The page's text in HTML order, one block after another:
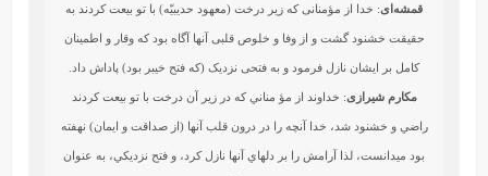
قمشه‌ای: خدا از مؤمنانی که زیر درخت (معهود حدیبیّه) با تو بیعت کردند به
حقیقت خشنود گشت و از وفا و خلوص قلبی آنها آگاه بود که وقار و اطمینان
کامل بر ایشان نازل فرمود و به فتحی نزدیک (که فتح خیبر بود) پاداش داد.
مکارم شیرازی: خداوند از مؤ مناني كه در زير آن درخت با تو بيعت كردند
راضي و خشنود شد، خدا آنچه را در درون قلب آنها (از صداقت و ايمان) نهفته
بود ميدانست، لذا آرامش را بر دلهاي آنها نازل كرد، و فتح نزديكي، به عنوان